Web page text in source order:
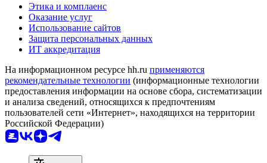
Этика и комплаенс
Оказание услуг
Использование сайтов
Защита персональных данных
ИТ аккредитация
На информационном ресурсе hh.ru применяются
рекомендательные технологии (информационные технологии
предоставления информации на основе сбора, систематизации
и анализа сведений, относящихся к предпочтениям
пользователей сети «Интернет», находящихся на территории
Российской Федерации)